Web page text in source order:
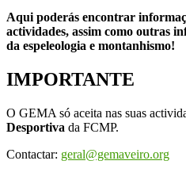
Aqui poderás encontrar
actividades, assim como outras
da espeleologia e montanhismo!
IMPORTANTE
O GEMA só aceita nas suas
Desportiva da FCMP.
Contactar: geral@gemaveiro.org